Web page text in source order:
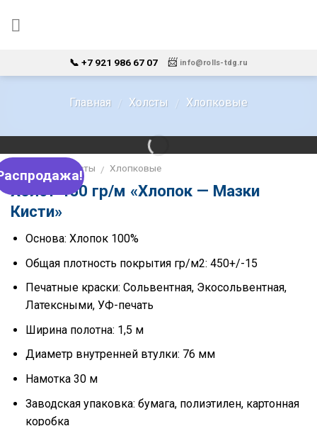
📞 +7 921 986 67 07 📨 info@rolls-tdg.ru
Главная / Холсты / Хлопковые
Холсты / Хлопковые
Холст 450 гр/м «Хлопок — Мазки
Кисти»
Основа: Хлопок 100%
Общая плотность покрытия гр/м2: 450+/-15
Печатные краски: Сольвентная, Экосольвентная,
Латексными, УФ-печать
Ширина полотна: 1,5 м
Диаметр внутренней втулки: 76 мм
Намотка 30 м
Заводская упаковка: бумага, полиэтилен, картонная
коробка